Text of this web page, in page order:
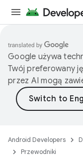
Google używa
Twój preferowany
przez AI mogą
Android Developers
Przewodniki